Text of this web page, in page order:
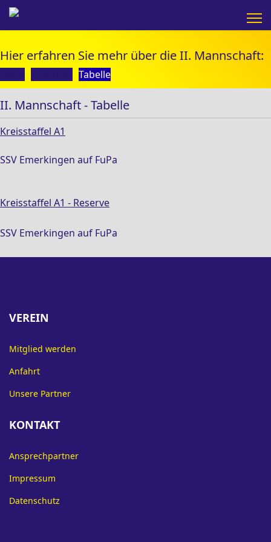
Hier erfahren Sie mehr über die II. Mannschaft:
Tabelle
II. Mannschaft - Tabelle
Kreisstaffel A1
SSV Emerkingen auf FuPa
Kreisstaffel A1 - Reserve
SSV Emerkingen auf FuPa
VEREIN
Mitglied werden
Anfahrt
Unsere Partner
KONTAKT
Ansprechpartner
Impressum
Datenschutz